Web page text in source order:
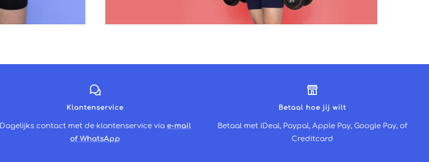
Klantenservice
Dagelijks contact met de klantenservice via e-mail
of WhatsApp
Betaal hoe jij wilt
Betaal met iDeal, Paypal, Apple Pay, Google Pay, of
Creditcard